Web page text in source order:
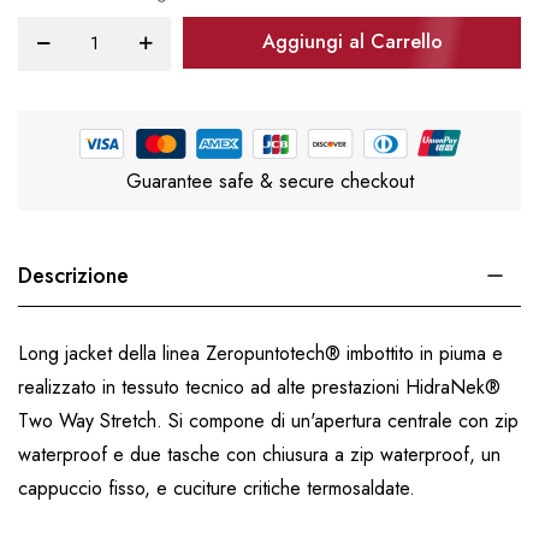
Aggiungi al Carrello
Guarantee safe & secure checkout
Descrizione
Long jacket della linea Zeropuntotech® imbottito in piuma e
realizzato in tessuto tecnico ad alte prestazioni HidraNek®
Two Way Stretch. Si compone di un'apertura centrale con zip
waterproof e due tasche con chiusura a zip waterproof, un
cappuccio fisso, e cuciture critiche termosaldate.